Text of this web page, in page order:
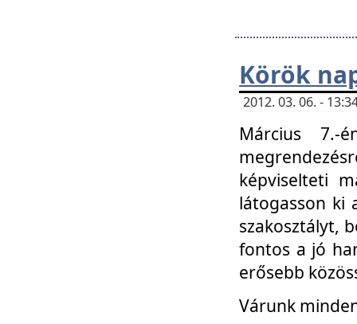
Körök
2012. 03. 06. -
Március 7.-
képviselteti
látogasson ki
szakosztályt,
fontos a jó
erősebb
Várunk